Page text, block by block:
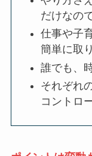
だけなの
仕事や子
簡単に取
誰でも、
それぞれ
コントロ